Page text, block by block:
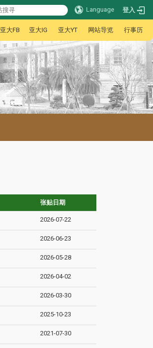
Language 登入
亚大FB 亚大IG 亚大YT 网站导览 行事历
张贴日期
2026-07-22
2026-06-23
2026-05-28
2026-04-02
2026-03-30
2025-10-23
2021-07-30